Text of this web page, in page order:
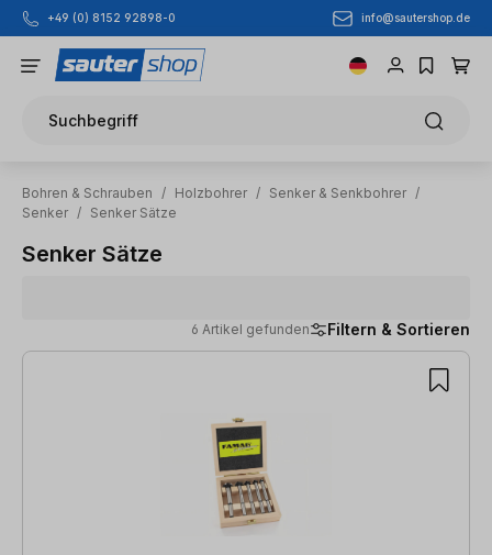
Zum Hauptinhalt springen
+49 (0) 8152 92898-0 info@sautershop.de
Suchbegriff
Bohren & Schrauben / Holzbohrer / Senker & Senkbohrer /
Senker / Senker Sätze
Senker Sätze
6 Artikel gefunden Filtern & Sortieren
6 Artikel gefunden